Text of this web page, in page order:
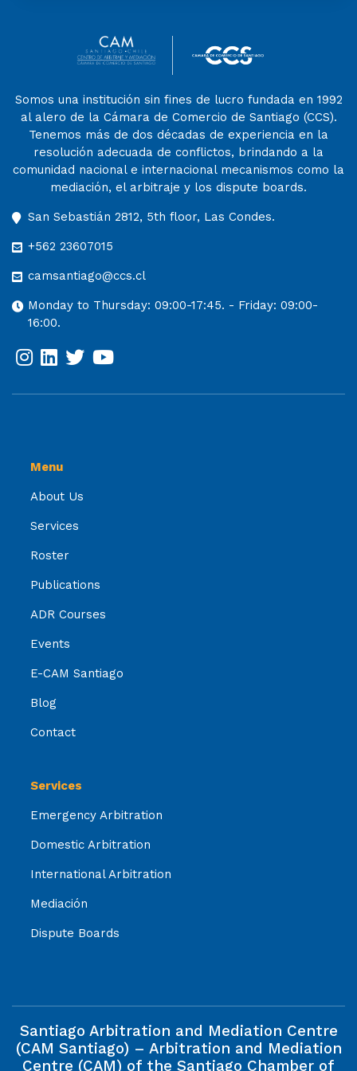
Somos una institución sin fines de lucro fundada en 1992
al alero de la Cámara de Comercio de Santiago (CCS).
Tenemos más de dos décadas de experiencia en la
resolución adecuada de conflictos, brindando a la
comunidad nacional e internacional mecanismos como la
mediación, el arbitraje y los dispute boards.
San Sebastián 2812, 5th floor, Las Condes.
+562 23607015
camsantiago@ccs.cl
Monday to Thursday: 09:00-17:45. - Friday: 09:00-
16:00.
Menu
About Us
Services
Roster
Publications
ADR Courses
Events
E-CAM Santiago
Blog
Contact
Services
Emergency Arbitration
Domestic Arbitration
International Arbitration
Mediación
Dispute Boards
Santiago Arbitration and Mediation Centre
(CAM Santiago) – Arbitration and Mediation
Centre (CAM) of the Santiago Chamber of